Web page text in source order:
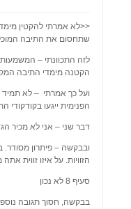
<<לא אמרתי להקטין
שתחסום את התיבה
לזה התכוונתי –
הקטנה מימדי התיבה
ועל כך אמרתי – לא תמיד
הפנימית ייגעו בקודקודי
דבר שני – אני לא מכיר
הזוויות. על איזו זווית אתה
סעיף 8 לא נכון
בבקשה, חסוך תגובה